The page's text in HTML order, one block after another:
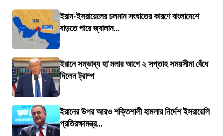
ইরান-ইসরায়েলের চলমান সংঘাতের কারণে বাংলাদেশে
বাড়তে পারে জ্বালান...
ইরানে সম্ভাব্য হা'মলার আগে ২ সপ্তাহ সময়সীমা বেঁধে
দিলেন ট্রাম্প
ইরানের উপর আরও শক্তিশালী হামলার নির্দেশ ইসরায়েলি
প্রতিরক্ষামন্ত্র...